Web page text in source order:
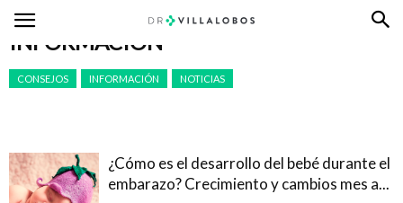
Inicio
INFORMACIÓN
CONSEJOS INFORMACIÓN NOTICIAS
¿Cómo es el desarrollo del bebé durante el
embarazo? Crecimiento y cambios mes a...